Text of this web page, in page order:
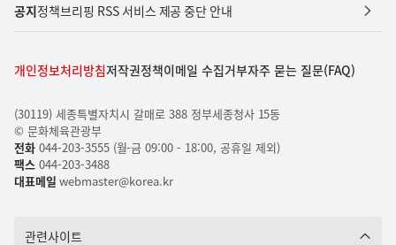
공지정책브리핑 RSS 서비스 제공 중단 안내
개인정보처리방침저작권정책이메일 수집거부자주 묻는 질문(FAQ)
(30119) 세종특별자치시 갈매로 388 정부세종청사 15동
© 문화체육관광부
전화044-203-3555 (월-금 09:00 - 18:00, 공휴일 제외)
팩스044-203-3488
대표메일 webmaster@korea.kr
관련사이트